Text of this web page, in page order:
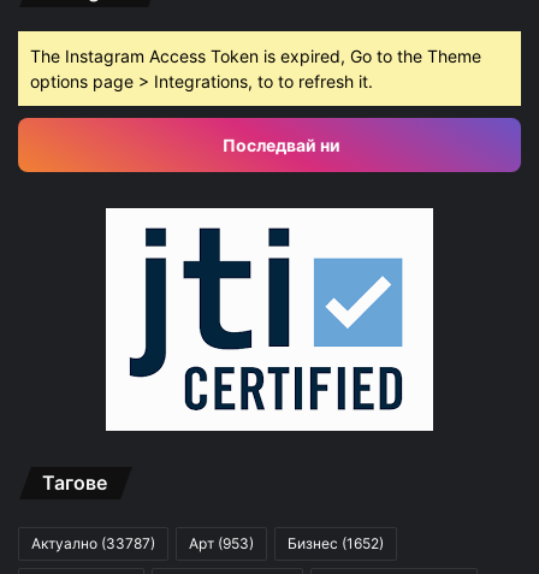
The Instagram Access Token is expired, Go to the Theme
options page > Integrations, to to refresh it.
Последвай ни
Тагове
Актуално (33787) Арт (953) Бизнес (1652)